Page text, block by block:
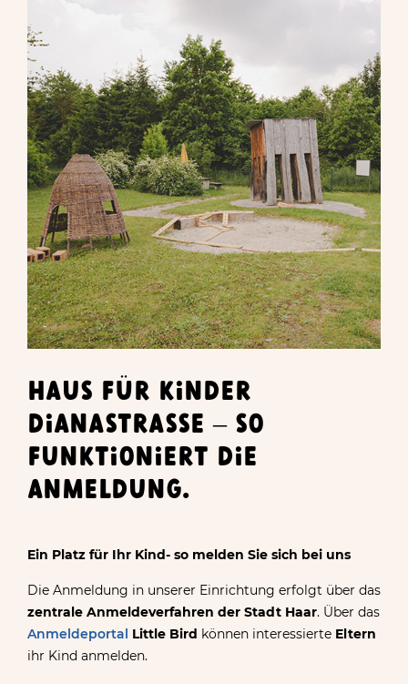
HAUS FÜR KINDER
DIANASTRASSE – SO
FUNKTIONIERT DIE
ANMELDUNG.
Ein Platz für Ihr Kind- so melden Sie sich bei uns
Die Anmeldung in unserer Einrichtung erfolgt über das
zentrale Anmeldeverfahren der Stadt Haar. Über das
Anmeldeportal Little Bird können interessierte Eltern
ihr Kind anmelden.